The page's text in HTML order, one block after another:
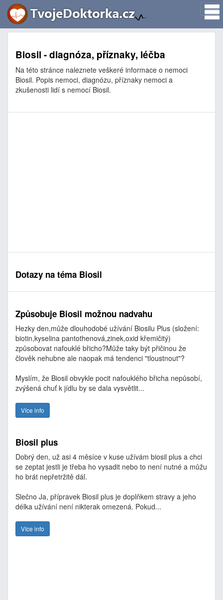
Biosil - diagnóza, příznaky, léčba
Na této stránce naleznete veškeré informace o nemoci
Biosil. Popis nemoci, diagnózu, příznaky nemoci a
zkušenosti lidí s nemocí Biosil.
Dotazy na téma Biosil
Způsobuje Biosil možnou nadvahu
Hezky den,může dlouhodobé užívání Biosilu Plus (složení:
biotin,kyselina pantothenová,zinek,oxid křemičitý)
způsobovat nafouklé břicho?Může taky být přičinou že
člověk nehubne ale naopak má tendenci "tloustnout"?
Myslím, že Biosil obvykle pocit nafouklého břicha nepůsobí,
zvýšená chuť k jídlu by se dala vysvětlit...
Více info
Biosil plus
Dobrý den, už asi 4 měsíce v kuse užívám biosil plus a chci
se zeptat jestli je třeba ho vysadit nebo to není nutné a můžu
ho brát nepřetržitě dál.
Slečno Ja, přípravek Biosil plus je doplňkem stravy a jeho
délka užívání není nikterak omezená. Pokud...
Více info